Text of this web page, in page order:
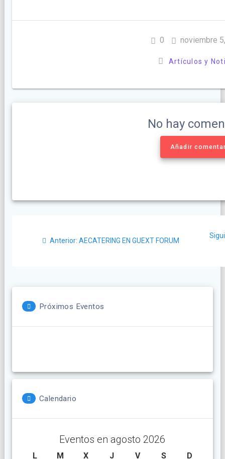
0 noviembre
Artículos y
No hay
Añadir
Anterior: Post
AECATERING EN GUEXT FORUM
Próximos Eventos
Calendario
Eventos en agosto 2026
LlunesM martes
X miércoles
Jjueves
Vviernes
Ssábado
D